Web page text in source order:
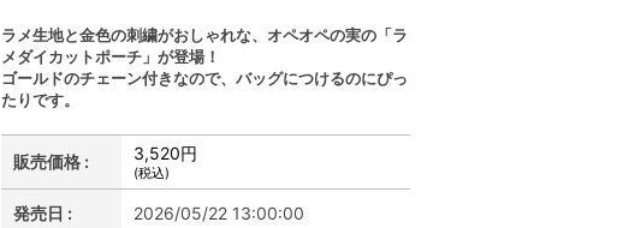
ラメ生地と金色の刺繍がおしゃれな、オペオペの実の「ラ
メダイカットポーチ」が登場！
ゴールドのチェーン付きなので、バッグにつけるのにぴっ
たりです。
販売価格 : 3,520円
(税込)
発売日 : 2026/05/22 13:00:00